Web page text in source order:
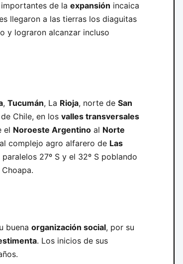
de la expansión incaica
llegaron a las tierras los diaguitas
y lograron alcanzar incluso
, Tucumán, La Rioja, norte de San
Chile, en los valles transversales
el Noroeste Argentino al Norte
complejo agro alfarero de Las
27º S y el 32º S poblando
buena organización social, por su
. Los inicios de sus